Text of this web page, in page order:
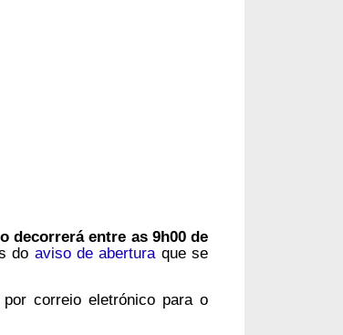
decorrerá entre as 9h00 de
do aviso de abertura que se
correio eletrónico para o